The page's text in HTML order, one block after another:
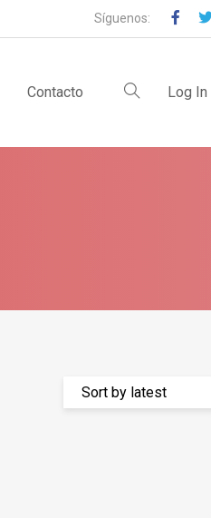
Síguenos:
Contacto Log In